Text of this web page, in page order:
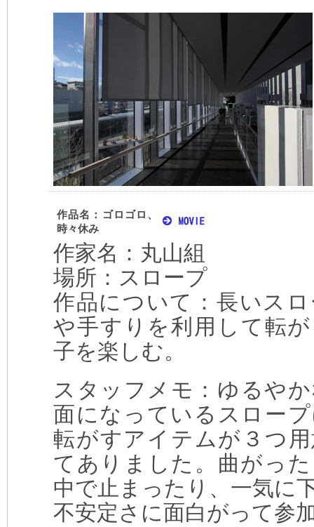
作品名：ゴロゴロ、
時々休み
作家名：丸山組
場所：スロープ
作品について：長いス
や手すりを利用して転
子を楽しむ。
スタッフメモ：ゆるや
面になっているスロー
転がすアイテムが３つ
てありました。曲がっ
中で止まったり、一気に
不安定さに面白がって参